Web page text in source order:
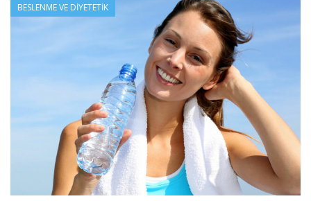
BESLENME VE DIYETETIK